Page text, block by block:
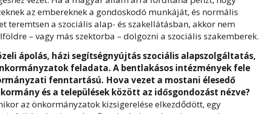
az embereknek a gondoskodó munkáját, és normális
teremtsen a szociális alap- és szakellátásban, akkor nem
– vagy más szektorba – dolgozni a szociális szakemberek.
ápolás, házi segítségnyújtás szociális alapszolgáltatás,
feladata. A bentlakásos intézmények fele
fenntartású. Hova vezet a mostani élesedő
és a települések között az idősgondozást nézve?
az önkormányzatok kizsigerelése elkezdődött, egy